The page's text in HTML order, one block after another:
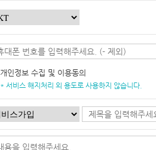
개인정보 수집 및 이용동의
* 서비스 해지처리 외 용도로 사용하지 않습니다.